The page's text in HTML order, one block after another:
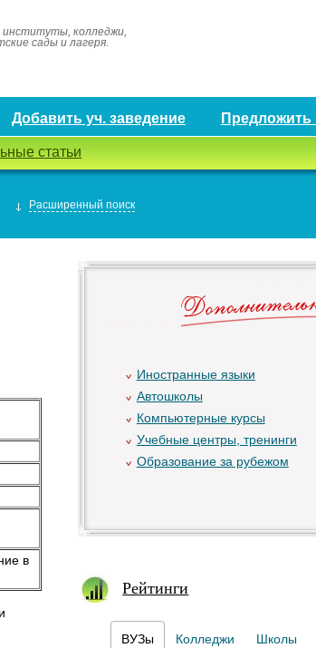
институты, колледжи,
сады и лагеря.
Добавить уч. заведение Предложить
статьи
Расширенный поиск
в
Иностранные языки
Автошколы
Компьютерные курсы
Учебные центры, тренинги
Образование за рубежом
Рейтинги
ВУЗы Колледжи Школы